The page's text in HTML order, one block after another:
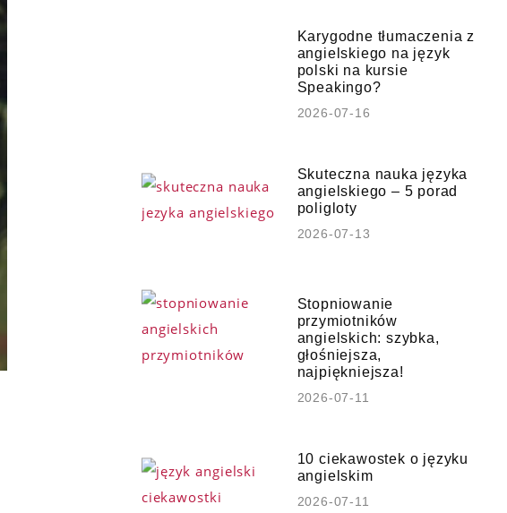
Karygodne tłumaczenia z
angielskiego na język
polski na kursie
Speakingo?
2026-07-16
Skuteczna nauka języka
angielskiego – 5 porad
poligloty
2026-07-13
Stopniowanie
przymiotników
angielskich: szybka,
głośniejsza,
najpiękniejsza!
2026-07-11
10 ciekawostek o języku
angielskim
2026-07-11